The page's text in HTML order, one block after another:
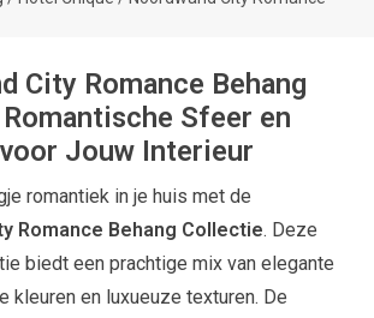
City Romance Behang
Sfeer en
Jouw Interieur
romantiek in je huis met de
Romance Behang Collectie. Deze
biedt een prachtige mix van elegante
kleuren en luxueuze texturen. De